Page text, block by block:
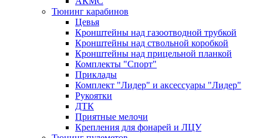
Тюнинг карабинов
Цевья
Кронштейны над газоотводной трубкой
Кронштейны над ствольной коробкой
Кронштейны над прицельной планкой
Комплекты "Спорт"
Приклады
Комплект "Лидер" и аксессуары "Лидер"
Рукоятки
ДТК
Приятные мелочи
Крепления для фонарей и ЛЦУ